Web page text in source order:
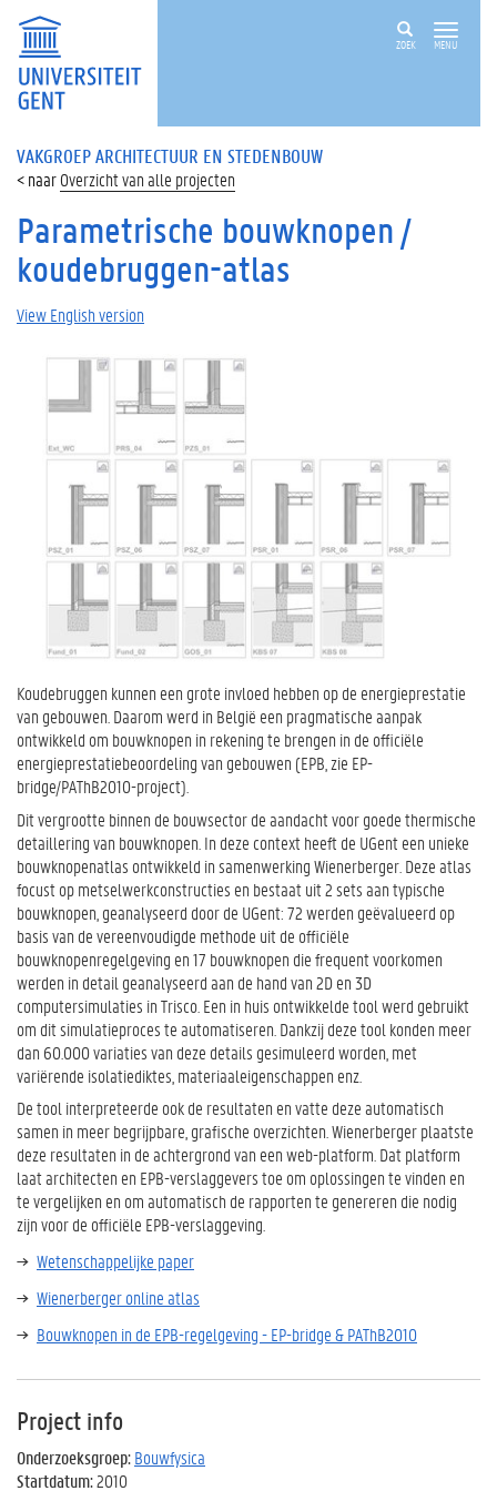
ZOEK MENU
VAKGROEP ARCHITECTUUR EN STEDENBOUW
Overzicht van alle projecten
Parametrische bouwknopen /
koudebruggen-atlas
View English version
Koudebruggen kunnen een grote invloed hebben op de energieprestatie
van gebouwen. Daarom werd in België een pragmatische aanpak
ontwikkeld om bouwknopen in rekening te brengen in de officiële
energieprestatiebeoordeling van gebouwen (EPB, zie EP-
bridge/PAThB2010-project).
Dit vergrootte binnen de bouwsector de aandacht voor goede thermische
detaillering van bouwknopen. In deze context heeft de UGent een unieke
bouwknopenatlas ontwikkeld in samenwerking Wienerberger. Deze atlas
focust op metselwerkconstructies en bestaat uit 2 sets aan typische
bouwknopen, geanalyseerd door de UGent: 72 werden geëvalueerd op
basis van de vereenvoudigde methode uit de officiële
bouwknopenregelgeving en 17 bouwknopen die frequent voorkomen
werden in detail geanalyseerd aan de hand van 2D en 3D
computersimulaties in Trisco. Een in huis ontwikkelde tool werd gebruikt
om dit simulatieproces te automatiseren. Dankzij deze tool konden meer
dan 60.000 variaties van deze details gesimuleerd worden, met
variërende isolatiediktes, materiaaleigenschappen enz.
De tool interpreteerde ook de resultaten en vatte deze automatisch
samen in meer begrijpbare, grafische overzichten. Wienerberger plaatste
deze resultaten in de achtergrond van een web-platform. Dat platform
laat architecten en EPB-verslaggevers toe om oplossingen te vinden en
te vergelijken en om automatisch de rapporten te genereren die nodig
zijn voor de officiële EPB-verslaggeving.
Wetenschappelijke paper
Wienerberger online atlas
Bouwknopen in de EPB-regelgeving - EP-bridge & PAThB2010
Project info
Onderzoeksgroep:Bouwfysica
Startdatum:2010